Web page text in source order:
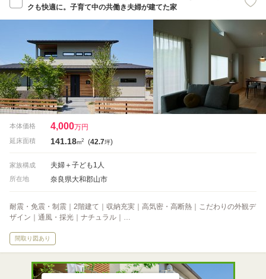
クも快適に。子育て中の共働き夫婦が建てた家
本体価格 4,000万円
延床面積 141.18m2 (42.7坪)
家族構成 夫婦＋子ども1人
所在地 奈良県大和郡山市
耐震・免震・制震｜2階建て｜収納充実｜高気密・高断熱｜こだわりの外観デ
ザイン｜通風・採光｜ナチュラル｜…
間取り図あり